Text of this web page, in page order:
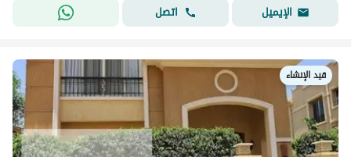
الإيميل
اتصل
قيد الإنشاء